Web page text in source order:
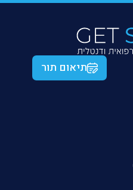
תיאום תור